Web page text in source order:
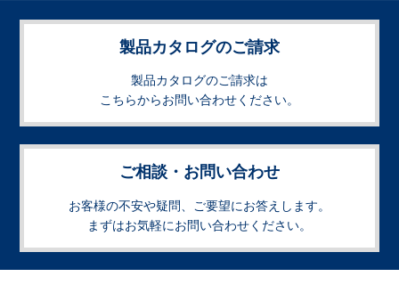
製品カタログのご請求
製品カタログのご請求は
こちらからお問い合わせください。
ご相談・お問い合わせ
お客様の不安や疑問、ご要望にお答えします。
まずはお気軽にお問い合わせください。